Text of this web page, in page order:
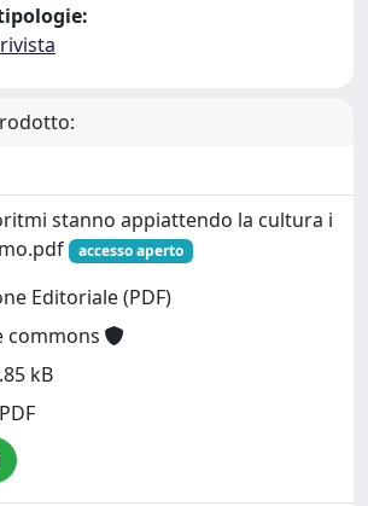
stanno appiattendo la cultura i
accesso aperto
Editoriale (PDF)
commons
kB